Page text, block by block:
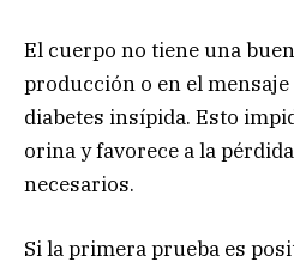
El cuerpo no tiene una
producción o en el
diabetes insípida. Esto
orina y favorece a la
necesarios.
Si la primera prueba es